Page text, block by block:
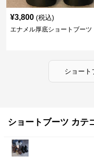
¥3,800 (税込)
エナメル厚底ショートブーツ
ショート
ショートブーツ カテ